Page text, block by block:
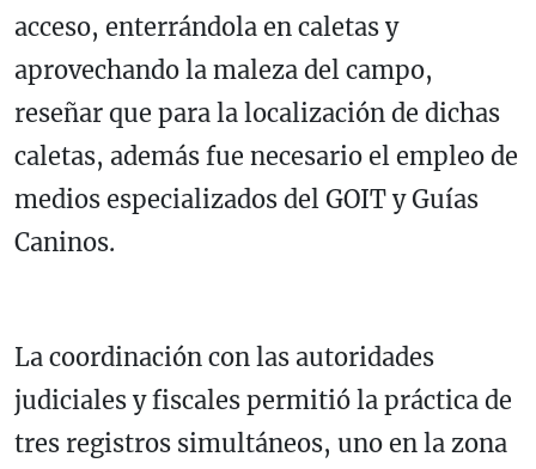
acceso, enterrándola en caletas y
aprovechando la maleza del campo,
reseñar que para la localización de dichas
caletas, además fue necesario el empleo de
medios especializados del GOIT y Guías
Caninos.
La coordinación con las autoridades
judiciales y fiscales permitió la práctica de
tres registros simultáneos, uno en la zona